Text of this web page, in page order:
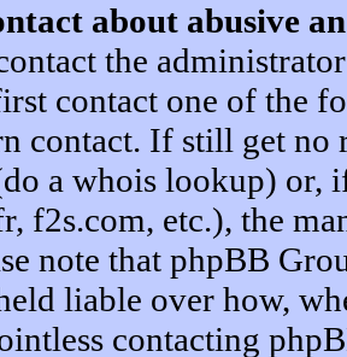
about abusive
the
contact one of the
contact. If still get no
a whois lookup) or,
f2s.com, etc.), the
note that phpBB
liable over how,
contacting